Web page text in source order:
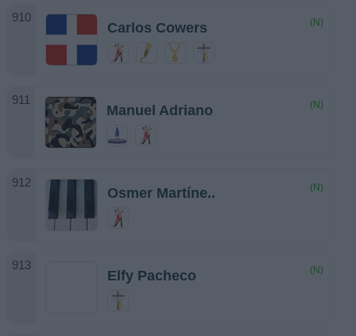
Carlos Cowers (N)
Manuel Adriano (N)
Osmer Martíne.. (N)
Elfy Pacheco (N)